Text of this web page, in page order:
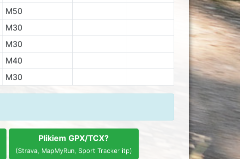
M50
M30
M30
M40
M30
Plikiem GPX/TCX?
(Strava, MapMyRun, Sport Tracker itp)